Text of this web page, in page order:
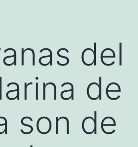
del
de
son de